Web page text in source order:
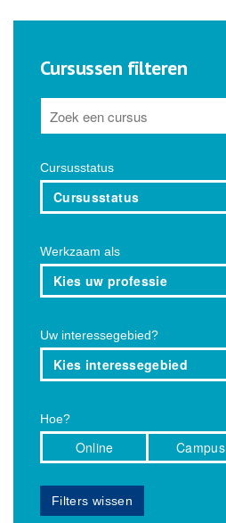
Cursussen filteren
Cursusstatus
Cursusstatus
Werkzaam als
Kies uw professie
Uw interessegebied?
Kies interessegebied
Hoe?
Online Campus
Filters wissen